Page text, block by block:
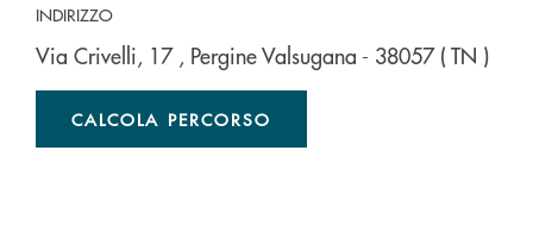
INDIRIZZO
Via Crivelli, 17 , Pergine Valsugana - 38057 ( TN )
CALCOLA PERCORSO